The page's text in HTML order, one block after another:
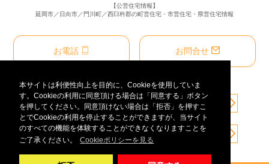
本サイトは利便性向上を目的に、Cookieを使用していま
す。Cookieの利用に同意頂ける場合は「同意する」ボタン
を押してください。同意頂けない場合は「拒否」を押すこ
とでCookieの利用を停止することができますが、当サイト
のすべての機能を体験することができなくなりますことを
ご了承ください。
Cookieポリシーを見る
【公営住宅情報】
延岡市／日向市／門川町／西臼杵郡の町営住宅・市営住宅・県営住宅情報
お電話 お問合せ